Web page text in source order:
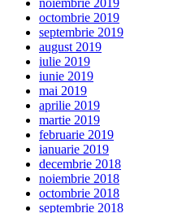
octombrie 2019
septembrie 2019
august 2019
iulie 2019
iunie 2019
mai 2019
aprilie 2019
martie 2019
februarie 2019
ianuarie 2019
decembrie 2018
noiembrie 2018
octombrie 2018
septembrie 2018